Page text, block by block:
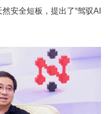
安全短板，提出了“驾驭AI